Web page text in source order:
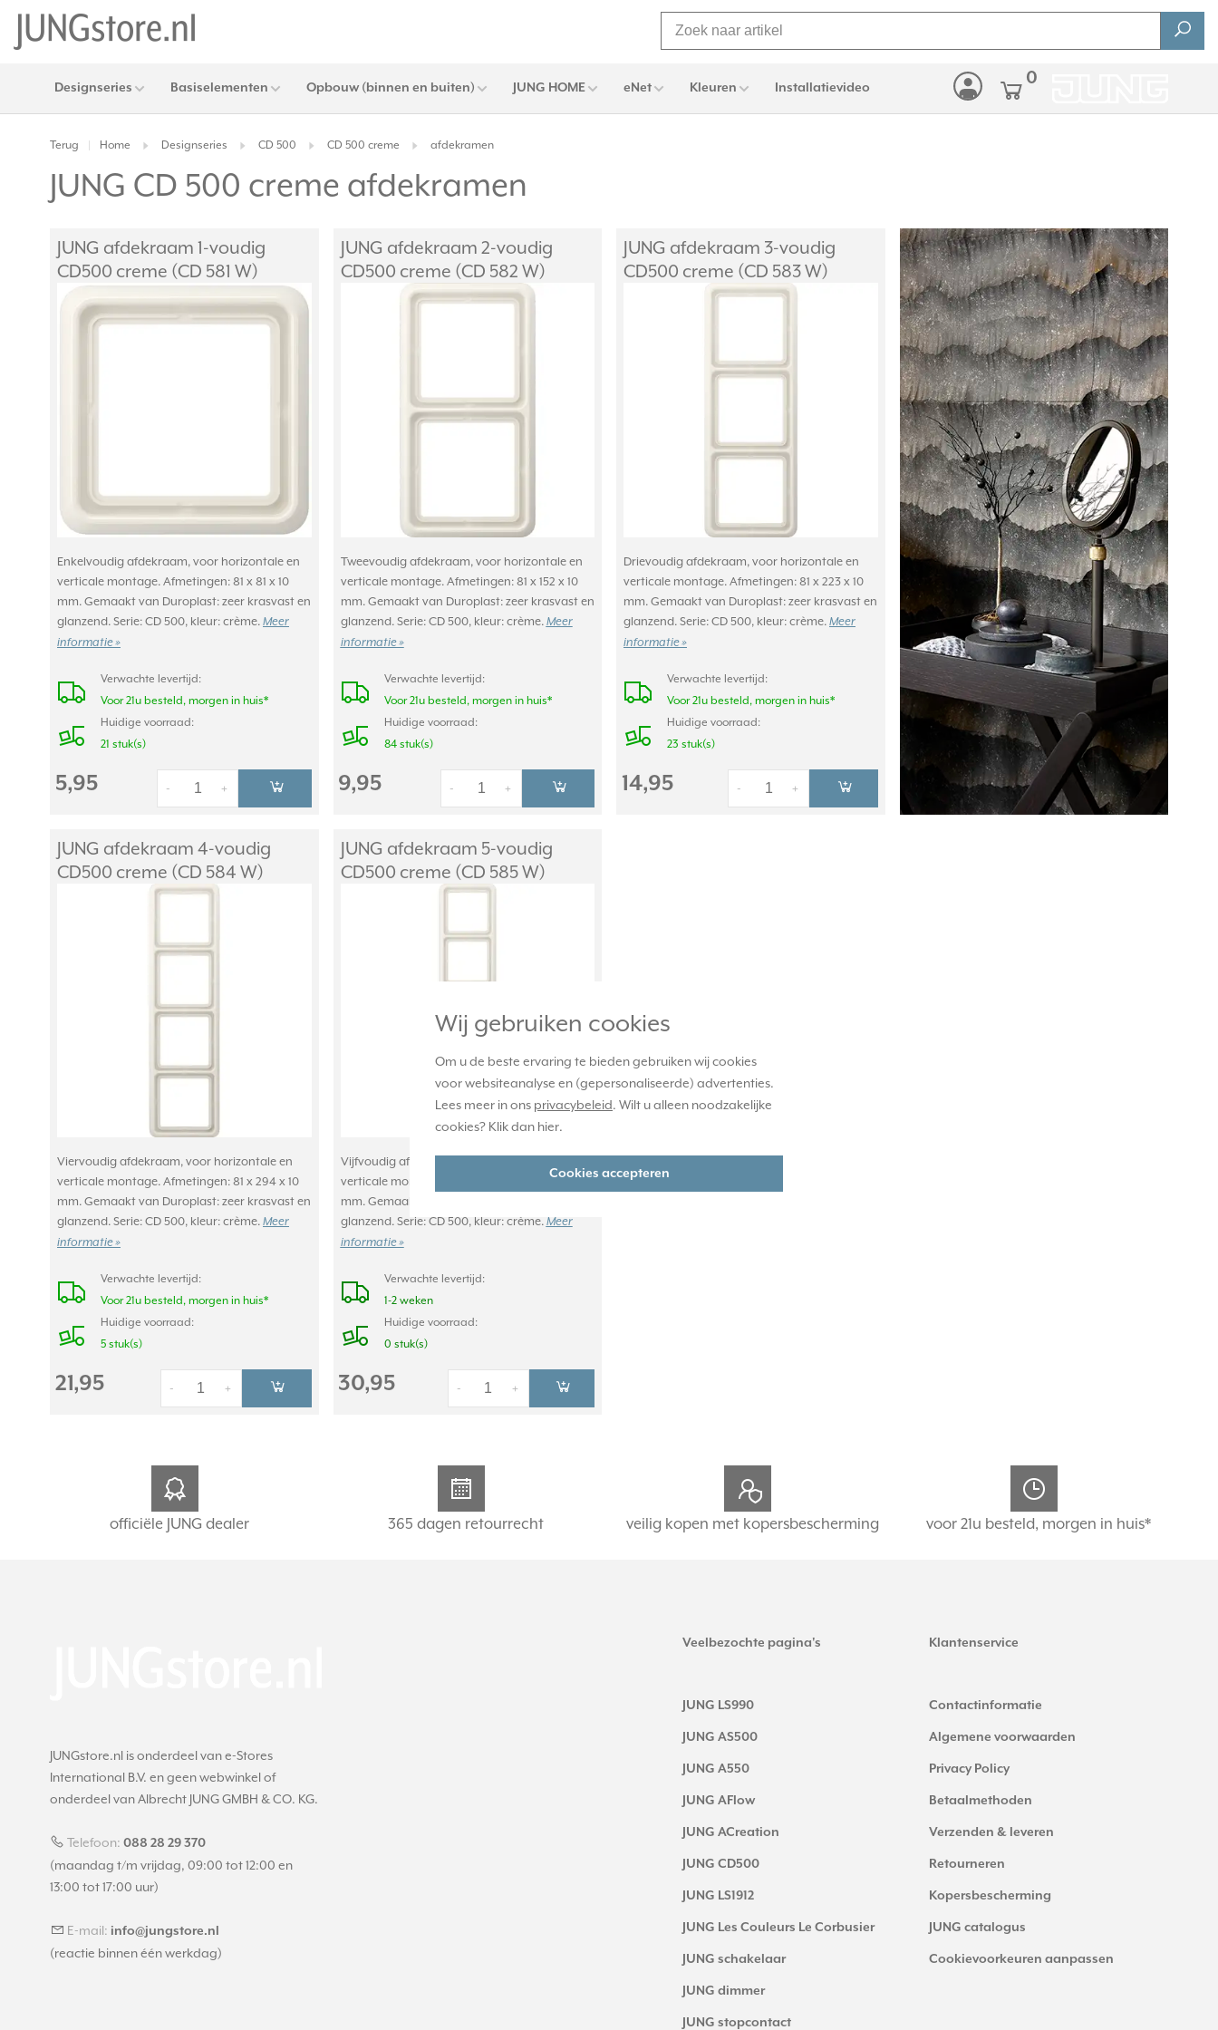
Wij gebruiken cookies
Om u de beste ervaring te bieden gebruiken wij cookies
voor websiteanalyse en (gepersonaliseerde) advertenties.
Lees meer in ons privacybeleid. Wilt u alleen noodzakelijke
cookies? Klik dan hier.
Cookies accepteren
Designseries Basiselementen Opbouw (binnen en buiten) JUNG HOME eNet Kleuren Installatievideo 0
Terug Home Designseries CD 500 CD 500 creme afdekramen
JUNG CD 500 creme afdekramen
JUNG afdekraam 1-voudig
CD500 creme (CD 581 W)
Enkelvoudig afdekraam, voor horizontale en
verticale montage. Afmetingen: 81 x 81 x 10
mm. Gemaakt van Duroplast: zeer krasvast en
glanzend. Serie: CD 500, kleur: crème. Meer
informatie »
Verwachte levertijd:
Voor 21u besteld, morgen in huis*
Huidige voorraad:
21 stuk(s)
5,95 +
-
JUNG afdekraam 2-voudig
CD500 creme (CD 582 W)
Tweevoudig afdekraam, voor horizontale en
verticale montage. Afmetingen: 81 x 152 x 10
mm. Gemaakt van Duroplast: zeer krasvast en
glanzend. Serie: CD 500, kleur: crème. Meer
informatie »
Verwachte levertijd:
Voor 21u besteld, morgen in huis*
Huidige voorraad:
84 stuk(s)
9,95 +
-
JUNG afdekraam 3-voudig
CD500 creme (CD 583 W)
Drievoudig afdekraam, voor horizontale en
verticale montage. Afmetingen: 81 x 223 x 10
mm. Gemaakt van Duroplast: zeer krasvast en
glanzend. Serie: CD 500, kleur: crème. Meer
informatie »
Verwachte levertijd:
Voor 21u besteld, morgen in huis*
Huidige voorraad:
23 stuk(s)
14,95 +
-
JUNG afdekraam 4-voudig
CD500 creme (CD 584 W)
Viervoudig afdekraam, voor horizontale en
verticale montage. Afmetingen: 81 x 294 x 10
mm. Gemaakt van Duroplast: zeer krasvast en
glanzend. Serie: CD 500, kleur: crème. Meer
informatie »
Verwachte levertijd:
Voor 21u besteld, morgen in huis*
Huidige voorraad:
5 stuk(s)
21,95 +
-
JUNG afdekraam 5-voudig
CD500 creme (CD 585 W)
Vijfvoudig afdekraam, voor horizontale en
verticale montage. Afmetingen: 81 x 365 x 10
mm. Gemaakt van Duroplast: zeer krasvast en
glanzend. Serie: CD 500, kleur: crème. Meer
informatie »
Verwachte levertijd:
1-2 weken
Huidige voorraad:
0 stuk(s)
30,95 +
-
officiële JUNG dealer 365 dagen retourrecht veilig kopen met kopersbescherming voor 21u besteld, morgen in huis*
JUNGstore.nl is onderdeel van e-Stores
International B.V. en geen webwinkel of
onderdeel van Albrecht JUNG GMBH & CO. KG.
Telefoon: 088 28 29 370
(maandag t/m vrijdag, 09:00 tot 12:00 en
13:00 tot 17:00 uur)
E-mail: info@jungstore.nl
(reactie binnen één werkdag)
Veelbezochte pagina's
JUNG LS990
JUNG AS500
JUNG A550
JUNG AFlow
JUNG ACreation
JUNG CD500
JUNG LS1912
JUNG Les Couleurs Le Corbusier
JUNG schakelaar
JUNG dimmer
JUNG stopcontact
Klantenservice
Contactinformatie
Algemene voorwaarden
Privacy Policy
Betaalmethoden
Verzenden & leveren
Retourneren
Kopersbescherming
JUNG catalogus
Cookievoorkeuren aanpassen